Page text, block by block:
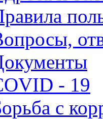
- 19
с